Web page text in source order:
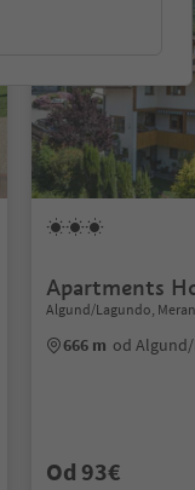
Apartments
Algund/Lagundo,
666 m od
Od 93€